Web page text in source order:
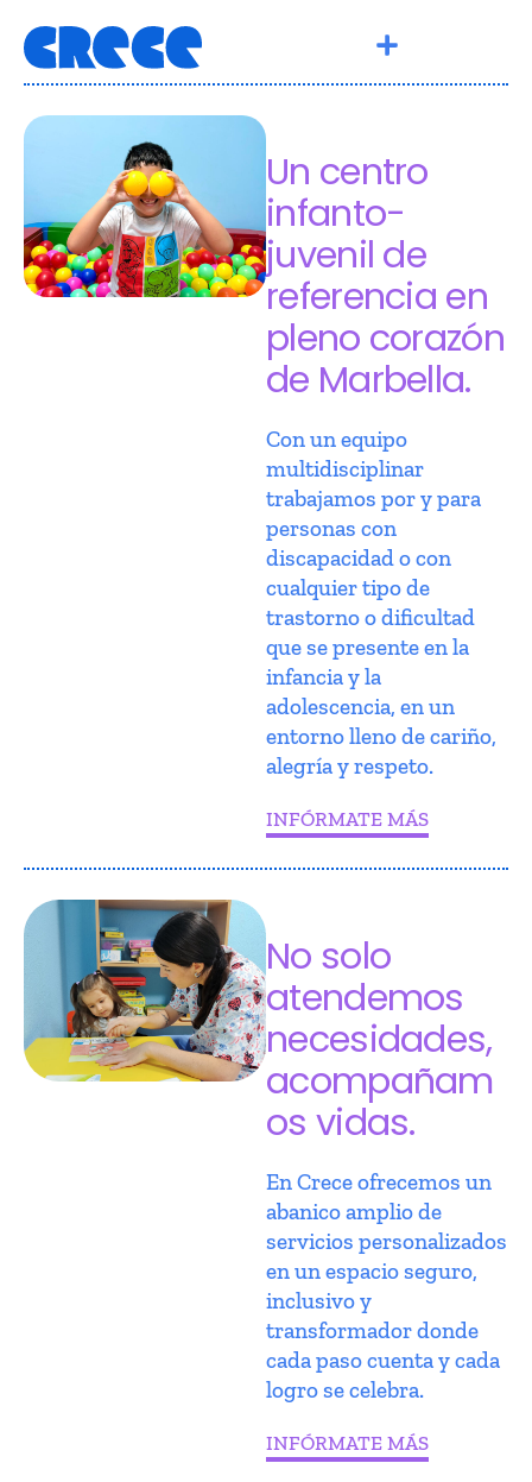
Un centro
infanto-
juvenil de
referencia en
pleno corazón
de Marbella.
Con un equipo
multidisciplinar
trabajamos por y para
personas con
discapacidad o con
cualquier tipo de
trastorno o dificultad
que se presente en la
infancia y la
adolescencia, en un
entorno lleno de cariño,
alegría y respeto.
INFÓRMATE MÁS
No solo
atendemos
necesidades,
acompañam
os vidas.
En Crece ofrecemos un
abanico amplio de
servicios personalizados
en un espacio seguro,
inclusivo y
transformador donde
cada paso cuenta y cada
logro se celebra.
INFÓRMATE MÁS